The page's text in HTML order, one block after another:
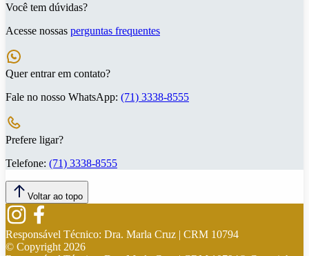
Você tem dúvidas?
Acesse nossas perguntas frequentes
Quer entrar em contato?
Fale no nosso WhatsApp: (71) 3338-8555
Prefere ligar?
Telefone: (71) 3338-8555
Voltar ao topo
Responsável Técnico: Dra. Marla Cruz | CRM 10794
© Copyright 2026